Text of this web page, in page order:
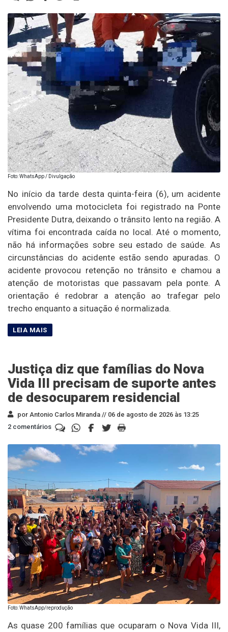
Foto: WhatsApp / Divulgação
No início da tarde desta quinta-feira (6), um acidente
envolvendo uma motocicleta foi registrado na Ponte
Presidente Dutra, deixando o trânsito lento na região. A
vítima foi encontrada caída no local. Até o momento,
não há informações sobre seu estado de saúde. As
circunstâncias do acidente estão sendo apuradas. O
acidente provocou retenção no trânsito e chamou a
atenção de motoristas que passavam pela ponte. A
orientação é redobrar a atenção ao trafegar pelo
trecho enquanto a situação é normalizada.
Justiça diz que famílias do Nova
Vida III precisam de suporte antes
de desocuparem residencial
por Antonio Carlos Miranda // 06 de agosto de 2026 às 13:25
2 comentários
Foto: WhatsApp/reprodução
As quase 200 famílias que ocuparam o Nova Vida III,